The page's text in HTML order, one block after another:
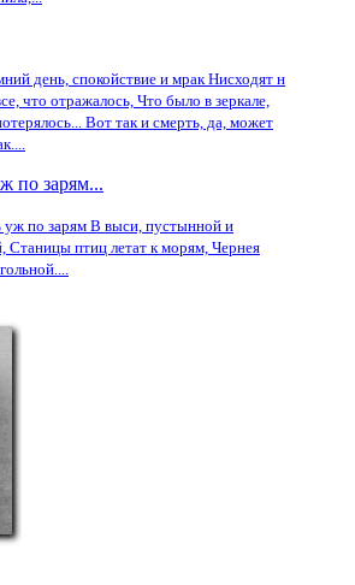
день, спокойствие и мрак Нисходят н
что отражалось, Что было в зеркале,
Вот так и смерть, да, может
по зарям...
уж по зарям В выси, пустынной и
Станицы птиц летат к морям, Чернея